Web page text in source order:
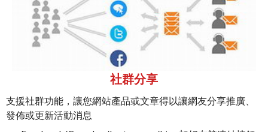
社群分享
支援社群功能，讓您網站產品或文章得以讓網友分享推廣、
發佈或更新活動消息